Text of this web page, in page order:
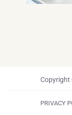
Copyright
PRIVACY